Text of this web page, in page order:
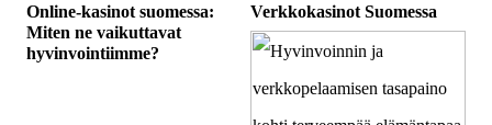
Online-kasinot suomessa:
Miten ne vaikuttavat
hyvinvointiimme?
Verkkokasinot Suomessa